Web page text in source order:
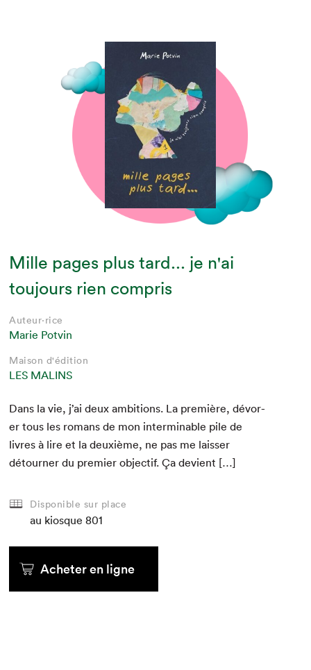
Mille pages plus tard... je n'ai
toujours rien compris
Auteur·rice
Marie Potvin
Maison d'édition
LES MALINS
Dans la vie, j’ai deux ambi­tions. La pre­mière, dévor­
er tous les romans de mon inter­minable pile de
livres à lire et la deux­ième, ne pas me laiss­er
détourn­er du pre­mier objec­tif. Ça devient […]
Disponible sur place
au kiosque 801
Acheter en ligne